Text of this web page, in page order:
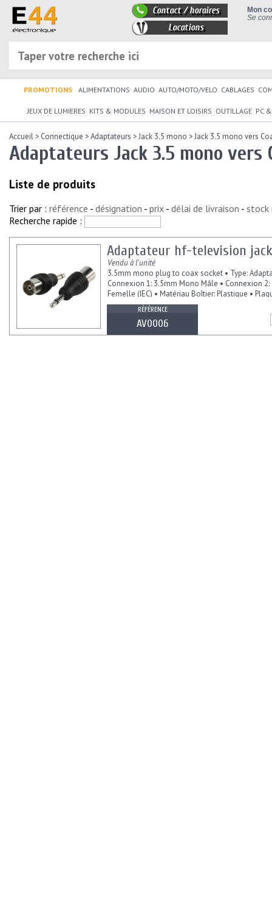
Mon
Se
Contact / horaires
Locations
PROMOTIONS ALIMENTATIONS AUDIO AUTO/MOTO/VELO CABLAGES
JEUX DE LUMIERES KITS & MODULES MAISON ET LOISIRS OUTILLAGE PC
Accueil > Connectique >Adaptateurs >Jack 3.5 mono >Jack 3.5 mono vers
Adaptateurs Jack 3.5 mono vers
Liste de produits
Trier par : référence - désignation - prix - délai de livraison - stock
Recherche rapide :
Adaptateur hf-television
Vendu à l'unité
3.5mm mono plug to coax socket • Type:
Connexion 1: 3.5mm Mono Mâle • Connexion 2:
Femelle (IEC) • Matériau Boîtier: Plastique •
Emballage: Vrac
RÉFÉRENCE
AV0006